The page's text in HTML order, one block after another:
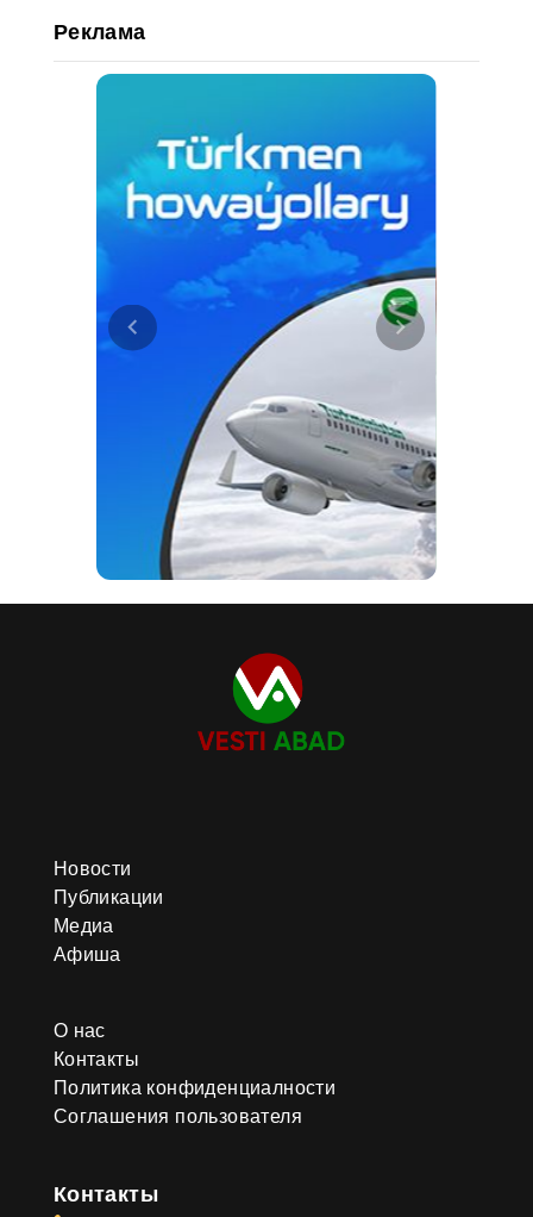
Реклама
Новости
Публикации
Медиа
Афиша
О нас
Контакты
Политика конфиденциалности
Соглашения пользователя
Контакты